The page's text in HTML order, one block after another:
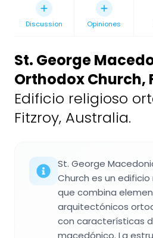
Discussion Opiniones
St. George
Orthodox Church,
Edificio religioso
Fitzroy, Australia.
St. George
Church es un
que combina
arquitectónicos
con características
macedónico. La